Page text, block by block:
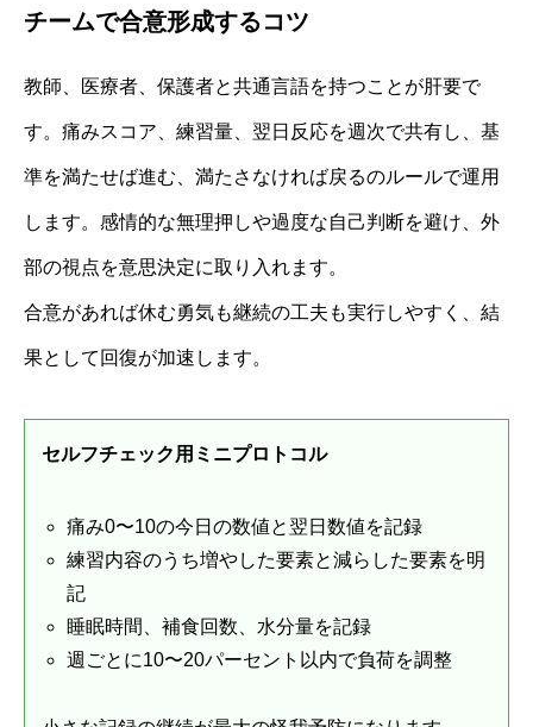
チームで合意形成するコツ
教師、医療者、保護者と共通言語を持つことが肝要で
す。痛みスコア、練習量、翌日反応を週次で共有し、基
準を満たせば進む、満たさなければ戻るのルールで運用
します。感情的な無理押しや過度な自己判断を避け、外
部の視点を意思決定に取り入れます。
合意があれば休む勇気も継続の工夫も実行しやすく、結
果として回復が加速します。
セルフチェック用ミニプロトコル
痛み0〜10の今日の数値と翌日数値を記録
練習内容のうち増やした要素と減らした要素を明
記
睡眠時間、補食回数、水分量を記録
週ごとに10〜20パーセント以内で負荷を調整